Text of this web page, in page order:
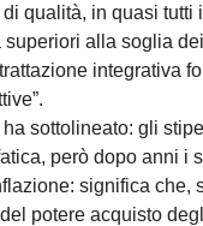
qualità, in quasi tutti
alla soglia
integrativa
sottolineato: gli
però dopo anni i
significa che,
potere acquisto